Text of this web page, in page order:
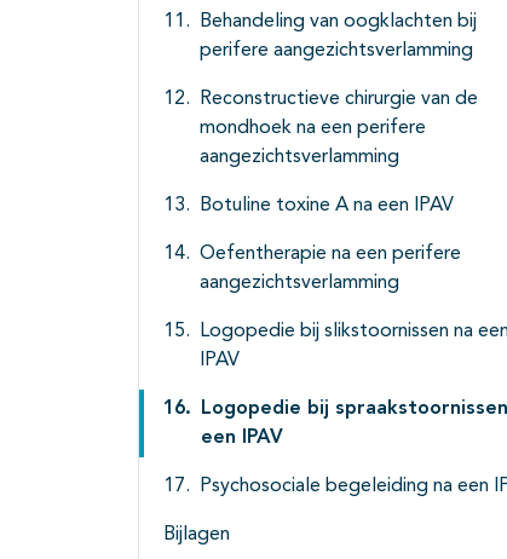
Behandeling van oogklachten bij
perifere aangezichtsverlamming
Reconstructieve chirurgie van de
mondhoek na een perifere
aangezichtsverlamming
Botuline toxine A na een IPAV
Oefentherapie na een perifere
aangezichtsverlamming
Logopedie bij slikstoornissen na een
IPAV
Logopedie bij
een IPAV
Psychosociale begeleiding na een
Bijlagen